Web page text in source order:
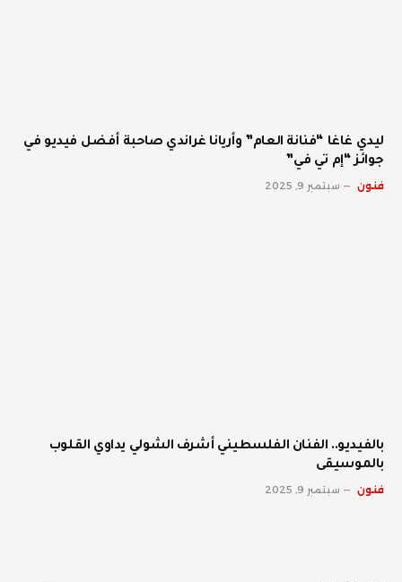
ليدي غاغا “فنانة العام” وأريانا غراندي صاحبة أفضل فيديو في
جوائز “إم تي في”
فنون سبتمبر 9, 2025
بالفيديو.. الفنان الفلسطيني أشرف الشولي يداوي القلوب
بالموسيقى
فنون سبتمبر 9, 2025